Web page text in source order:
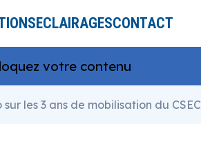
ECLAIRAGESCONTACT
les 3 ans de mobilisation du CSEC